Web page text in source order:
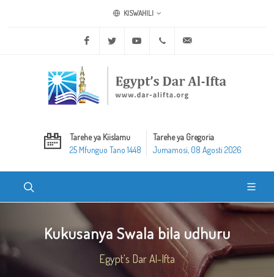
KISWAHILI
Facebook Twitter Youtube +20 2 25970400
Tarehe ya Kiislamu
25 Mfunguo Tano 1448
Tarehe ya Gregoria
Jumamosi, 08 Agosti 2026
Kukusanya Swala bila udhuru
Egypt's Dar Al-Ifta